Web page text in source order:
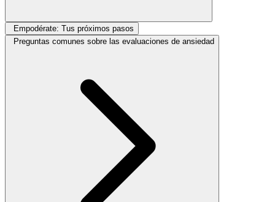
Empodérate: Tus próximos pasos
Preguntas comunes sobre las evaluaciones de ansiedad